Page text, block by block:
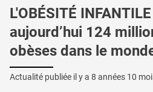
L'OBÉSITÉ
aujourd’hui 124
obèses dans le
Actualité publiée il y a 8 années 10